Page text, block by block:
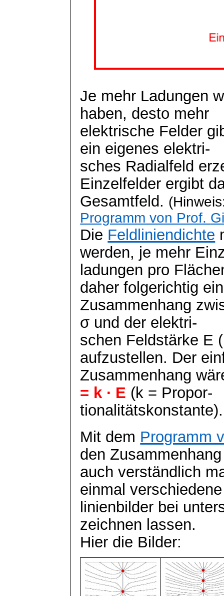
Je mehr Ladungen
haben, desto mehr
elektrische Felder
ein eigenes elektri-
sches Radialfeld
Einzelfelder ergibt
Gesamtfeld.
Programm von Prof.
Die Feldliniendichte
werden, je mehr
ladungen pro
daher folgerichtig
Zusammenhang
σ und der elektri-
schen Feldstärke E
aufzustellen. Der
Zusammenhang
= k ∙ E (k = Propor-
tionalitätskonstante).
Mit dem Programm
den Zusammenhang
auch verständlich
einmal
linienbilder bei
zeichnen lassen.
Hier die Bilder: